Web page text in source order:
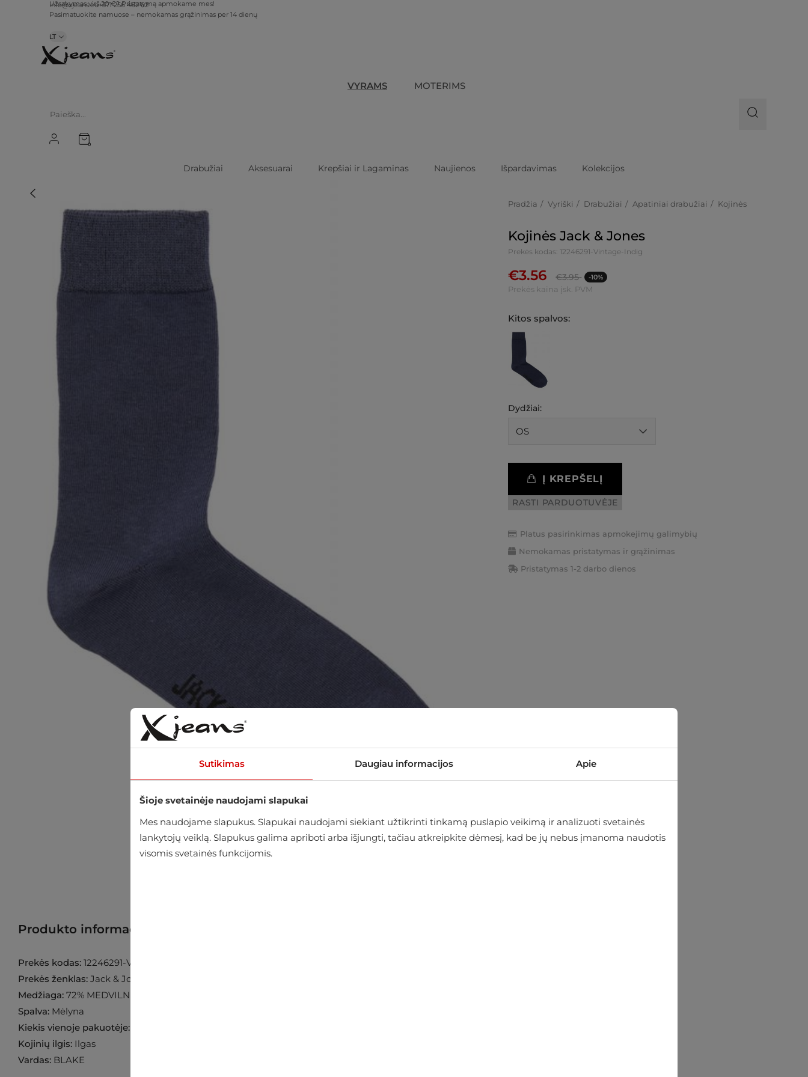
info@xjeans.eu+371 256 462 62
Užsakymas virš 20 €? Pristatymą apmokame mes!
LT
VYRAMS MOTERIMS
0
Drabužiai Aksesuarai Krepšiai ir Lagaminas Naujienos Išpardavimas Kolekcijos
Pradžia Vyriški Drabužiai Apatiniai drabužiai Kojinės
Kojinės Jack & Jones
Prekės kodas: 12246291-Vintage-Indig
€3.56 €3.95 -10%
Prekės kaina įsk. PVM
Kitos spalvos:
Dydžiai:
Į KREPŠELĮ
RASTI PARDUOTUVĖJE
Platus pasirinkimas apmokejimų galimybių
Nemokamas pristatymas ir grąžinimas
Pristatymas 1-2 darbo dienos
Produkto informacija
Prekės kodas: 12246291-Vintage-Indig
Prekės ženklas: Jack & Jones
Medžiaga: 72% MEDVILNĖ 26% POLIESTERIS 2% ELASTANAS
Spalva: Mėlyna
Kiekis vienoje pakuotėje:
Kojinių ilgis: Ilgas
Vardas: BLAKE
Sutikimas Daugiau informacijos Apie
Šioje svetainėje naudojami slapukai
Mes naudojame slapukus. Slapukai naudojami siekiant užtikrinti tinkamą puslapio veikimą ir analizuoti svetainės
lankytojų veiklą. Slapukus galima apriboti arba išjungti, tačiau atkreipkite dėmesį, kad be jų nebus įmanoma naudotis
visomis svetainės funkcijomis.